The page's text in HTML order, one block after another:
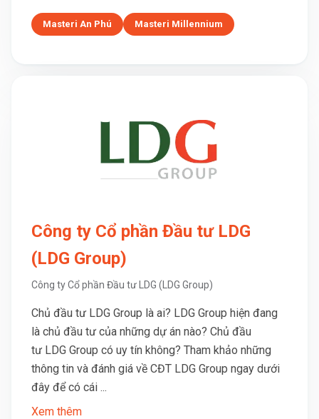
Masteri An Phú Masteri Millennium
Công ty Cổ phần Đầu tư LDG
(LDG Group)
Công ty Cổ phần Đầu tư LDG (LDG Group)
Chủ đầu tư LDG Group là ai? LDG Group hiện đang
là chủ đầu tư của những dự án nào? Chủ đầu
tư LDG Group có uy tín không? Tham khảo những
thông tin và đánh giá về CĐT LDG Group ngay dưới
đây để có cái ...
Xem thêm